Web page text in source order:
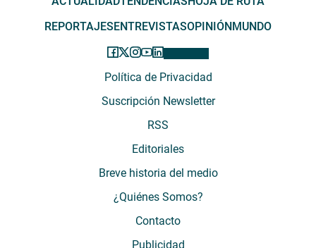
REPORTAJES ENTREVISTASOPINIÓN MUNDO
Política de Privacidad
Suscripción Newsletter
RSS
Editoriales
Breve historia del medio
¿Quiénes Somos?
Contacto
Publicidad